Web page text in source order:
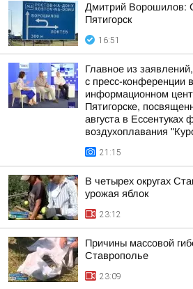
Дмитрий Ворошилов:
Пятигорск
16:51
Главное из
с пресс-конференции
информационном
Пятигорске,
августа в Ессентуках
воздухоплавания
21:15
В четырех округах
урожая яблок
23:12
Причины массовой
Ставрополье
23:09